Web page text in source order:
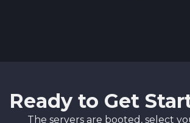
50% OFF $2.14 $1.07 / mies.